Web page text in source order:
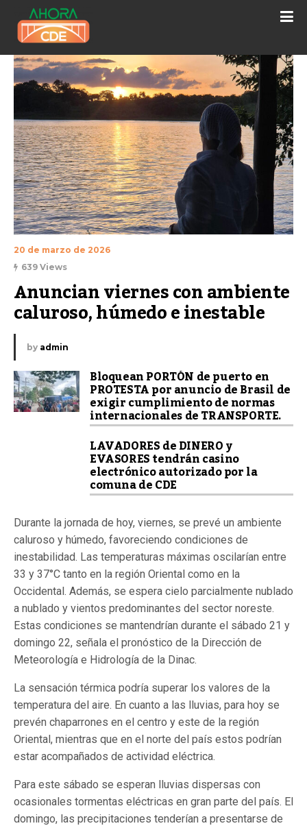
20 de marzo de 2026
639 Views
Anuncian viernes con ambiente
caluroso, húmedo e inestable
by admin
Bloquean PORTÓN de puerto en
PROTESTA por anuncio de Brasil de
exigir cumplimiento de normas
internacionales de TRANSPORTE.
LAVADORES de DINERO y
EVASORES tendrán casino
electrónico autorizado por la
comuna de CDE
Durante la jornada de hoy, viernes, se prevé un ambiente
caluroso y húmedo, favoreciendo condiciones de
inestabilidad. Las temperaturas máximas oscilarían entre
33 y 37°C tanto en la región Oriental como en la
Occidental. Además, se espera cielo parcialmente nublado
a nublado y vientos predominantes del sector noreste.
Estas condiciones se mantendrían durante el sábado 21 y
domingo 22, señala el pronóstico de la Dirección de
Meteorología e Hidrología de la Dinac.
La sensación térmica podría superar los valores de la
temperatura del aire. En cuanto a las lluvias, para hoy se
prevén chaparrones en el centro y este de la región
Oriental, mientras que en el norte del país estos podrían
estar acompañados de actividad eléctrica.
Para este sábado se esperan lluvias dispersas con
ocasionales tormentas eléctricas en gran parte del país. El
domingo, las precipitaciones tenderían a presentarse de